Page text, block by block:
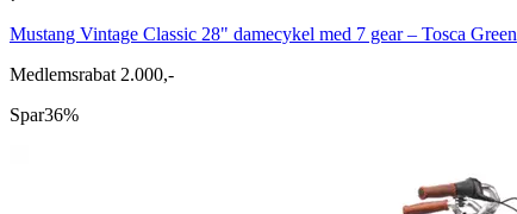
Mustang Vintage Classic 28" damecykel med 7 gear – Tosca Green
Medlemsrabat 2.000,-
Spar36%